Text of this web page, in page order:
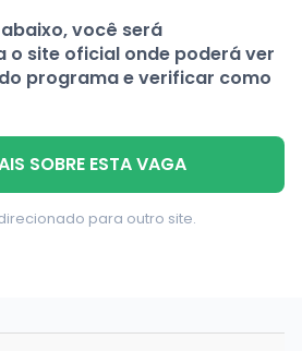
você será
o site oficial onde poderá ver
programa e verificar como
SOBRE ESTA VAGA
para outro site.